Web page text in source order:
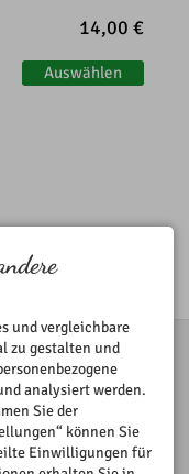
14,00 €
Auswählen
und vergleichbare
zu gestalten und
analysiert werden.
Sie der
können Sie
Einwilligungen für